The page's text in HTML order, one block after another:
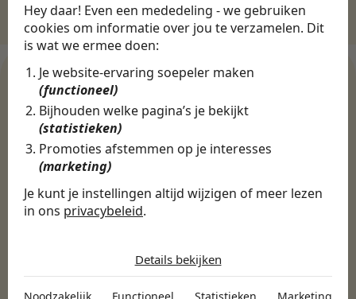
Hey daar! Even een mededeling - we gebruiken
cookies om informatie over jou te verzamelen. Dit
is wat we ermee doen:
Je website-ervaring soepeler maken
(functioneel)
Bijhouden welke pagina’s je bekijkt
(statistieken)
Promoties afstemmen op je interesses
(marketing)
Je kunt je instellingen altijd wijzigen of meer lezen
in ons privacybeleid.
Noodzakelijk
Details bekijken
Noodzakelijk Functioneel Statistieken Marketing
WERKGEVERS
Ontdek meer dan 500+
werkgevers
Finance, HR & administratie
Onderwijs & Kinderopvang
Techniek, Productie, Logistiek & Groen